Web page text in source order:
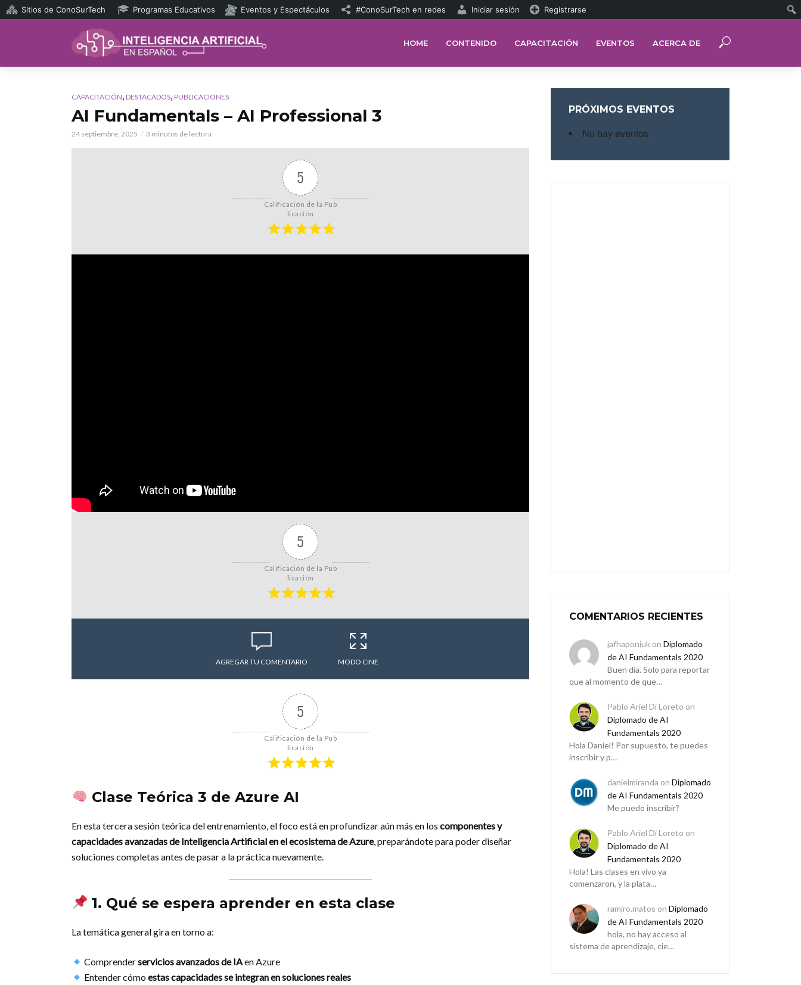
HOME CONTENIDO CAPACITACIÓN EVENTOS ACERCA DE
CAPACITACIÓN, DESTACADOS, PUBLICACIONES
AI Fundamentals – AI Professional 3
24 septiembre, 2025 3 minutos de lectura
5
Calificación de la Pub
licación
5
Calificación de la Pub
licación
AGREGAR TU COMENTARIO MODO CINE
5
Calificación de la Pub
licación
Clase Teórica 3 de Azure AI
En esta tercera sesión teórica del entrenamiento, el foco está en profundizar aún más en los componentes y
capacidades avanzadas de Inteligencia Artificial en el ecosistema de Azure, preparándote para poder diseñar
soluciones completas antes de pasar a la práctica nuevamente.
1. Qué se espera aprender en esta clase
La temática general gira en torno a:
Comprenderservicios avanzados de IAen Azure
Entender cómoestas capacidades se integran en soluciones reales
PRÓXIMOS EVENTOS
No hay eventos
COMENTARIOS RECIENTES
jafhaponiuk on Diplomado
de AI Fundamentals 2020
Buen día. Solo para reportar
que al momento de que…
Pablo Ariel Di Loreto on
Diplomado de AI
Fundamentals 2020
Hola Daniel! Por supuesto, te puedes
inscribir y p…
danielmiranda on Diplomado
de AI Fundamentals 2020
Me puedo inscribir?
Pablo Ariel Di Loreto on
Diplomado de AI
Fundamentals 2020
Hola! Las clases en vivo ya
comenzaron, y la plata…
ramiro.matos on Diplomado
de AI Fundamentals 2020
hola, no hay acceso al
sistema de aprendizaje, cie…
Sitios de ConoSurTech Programas Educativos Eventos y Espectáculos #ConoSurTech en redes Iniciar sesión Registrarse